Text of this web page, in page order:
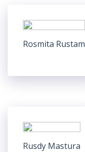
Rosmita Rustam
Rusdy Mastura